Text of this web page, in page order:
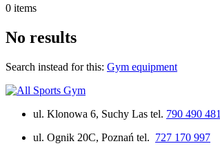
0 items
No results
Search instead for this: Gym equipment
ul. Klonowa 6, Suchy Las tel. 790 490 481
ul. Ognik 20C, Poznań tel. 727 170 997